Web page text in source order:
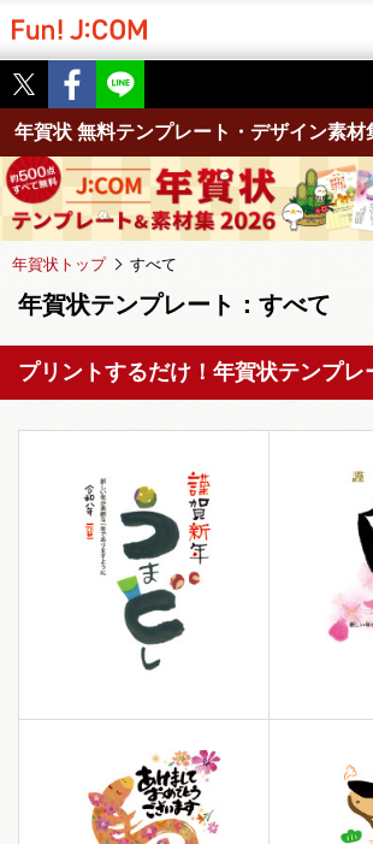
Twitter Facebook
年賀状 無料テンプレート・デザイン素材
年賀状トップ すべて
年賀状テンプレート：すべて
プリントするだけ！年賀状テンプレ